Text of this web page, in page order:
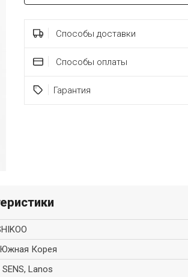
Способы доставки
Способы оплаты
Гарантия
Южная Корея
SENS, Lanos